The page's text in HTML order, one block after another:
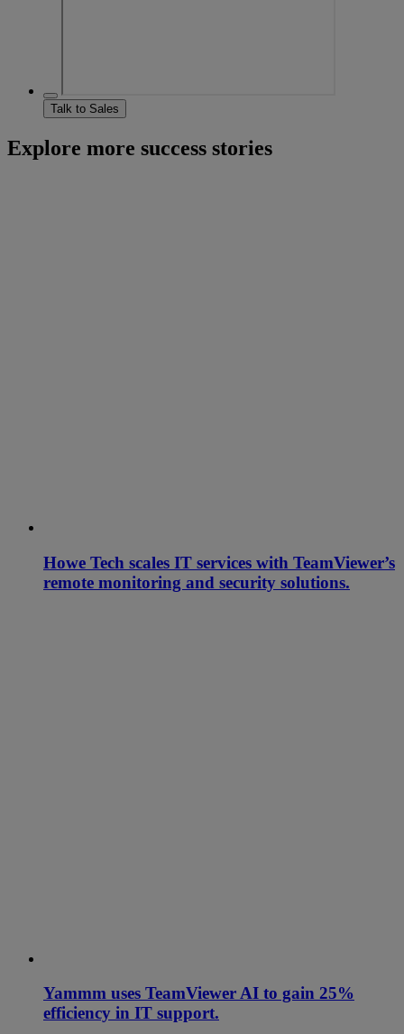
Talk to Sales
Explore more success stories
Howe Tech scales IT services with TeamViewer’s
remote monitoring and security solutions.
Yammm uses TeamViewer AI to gain 25%
efficiency in IT support.